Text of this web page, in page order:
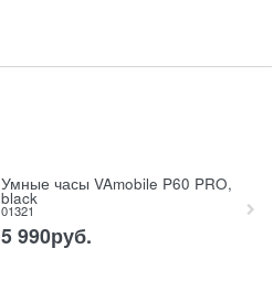
Умные часы VAmobile P60 PRO,
black
01321
5 990руб.